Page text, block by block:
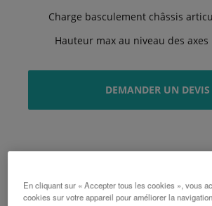
Charge basculement châssis
Hauteur max au niveau des axes
DEMANDER UN DEVIS
En cliquant sur « Accepter tous les cookies », vous
cookies sur votre appareil pour améliorer la